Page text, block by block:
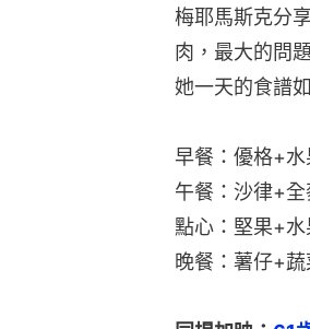
梅耶馬斯克分
肉，最大的問
她一天的食譜
早餐：優格+水
午餐：沙律+全
點心：堅果+水
晚餐：薯仔+